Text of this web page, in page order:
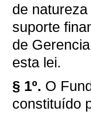
de
suporte
de
esta lei.
§ 1º. O
constituído